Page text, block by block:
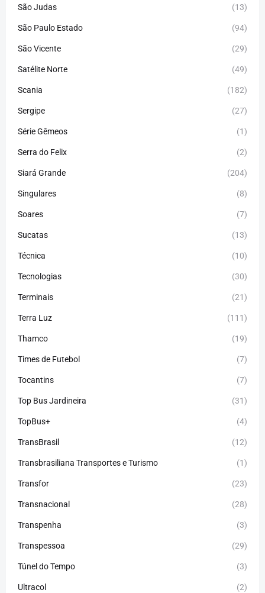
São Judas (13)
São Paulo Estado (94)
São Vicente (29)
Satélite Norte (49)
Scania (182)
Sergipe (27)
Série Gêmeos (1)
Serra do Felix (2)
Siará Grande (204)
Singulares (8)
Soares (7)
Sucatas (13)
Técnica (10)
Tecnologias (30)
Terminais (21)
Terra Luz (111)
Thamco (19)
Times de Futebol (7)
Tocantins (7)
Top Bus Jardineira (31)
TopBus+ (4)
TransBrasil (12)
Transbrasiliana Transportes e Turismo (1)
Transfor (23)
Transnacional (28)
Transpenha (3)
Transpessoa (29)
Túnel do Tempo (3)
Ultracol (2)